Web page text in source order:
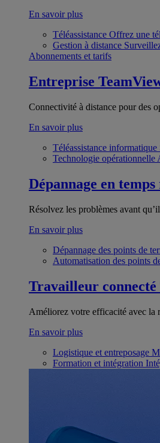
En savoir plus
Téléassistance Offrez une
Gestion à distance
Abonnements et tarifs
Entreprise
Connectivité à distance pour des
En savoir plus
Téléassistance informatique
Technologie opérationnelle
Dépannage en temps
Résolvez les problèmes avant
En savoir plus
Dépannage des points de
Automatisation des points
Travailleur connecté
Améliorez votre efficacité avec la
En savoir plus
Logistique et entreposage
Formation et intégration